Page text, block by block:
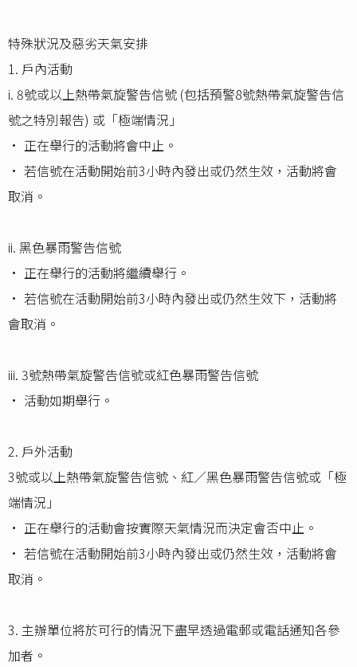
特殊狀況及惡劣天氣安排
1. 戶內活動
i. 8號或以上熱帶氣旋警告信號 (包括預警8號熱帶氣旋警告信
號之特別報告) 或「極端情況」
• 正在舉行的活動將會中止。
• 若信號在活動開始前3小時內發出或仍然生效，活動將會
取消。
ii. 黑色暴雨警告信號
• 正在舉行的活動將繼續舉行。
• 若信號在活動開始前3小時內發出或仍然生效下，活動將
會取消。
iii. 3號熱帶氣旋警告信號或紅色暴雨警告信號
• 活動如期舉行。
2. 戶外活動
3號或以上熱帶氣旋警告信號、紅／黑色暴雨警告信號或「極
端情況」
• 正在舉行的活動會按實際天氣情況而決定會否中止。
• 若信號在活動開始前3小時內發出或仍然生效，活動將會
取消。
3. 主辦單位將於可行的情況下盡早透過電郵或電話通知各參
加者。